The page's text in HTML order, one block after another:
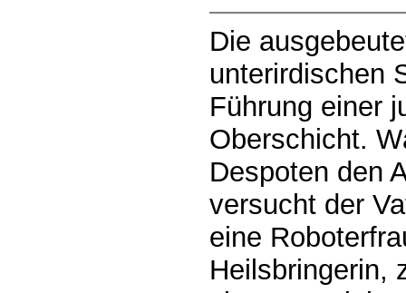
Die
unterirdischen
Führung einer
Oberschicht.
Despoten den
versucht der
eine
Heilsbringerin,